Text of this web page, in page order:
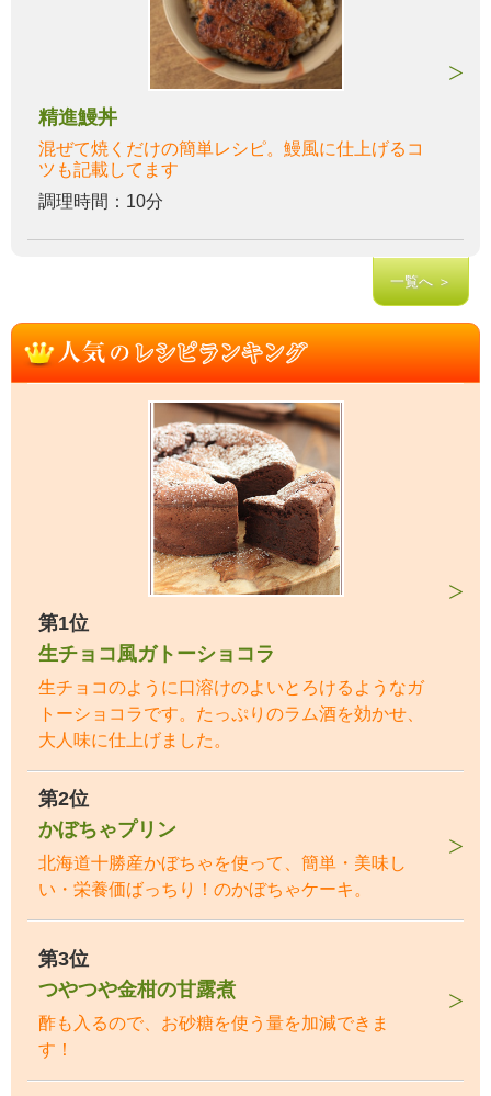
精進鰻丼
混ぜて焼くだけの簡単レシピ。鰻風に仕上げるコ
ツも記載してます
調理時間：10分
一覧へ ＞
第1位
生チョコ風ガトーショコラ
生チョコのように口溶けのよいとろけるようなガ
トーショコラです。たっぷりのラム酒を効かせ、
大人味に仕上げました。
第2位
かぼちゃプリン
北海道十勝産かぼちゃを使って、簡単・美味し
い・栄養価ばっちり！のかぼちゃケーキ。
第3位
つやつや金柑の甘露煮
酢も入るので、お砂糖を使う量を加減できま
す！